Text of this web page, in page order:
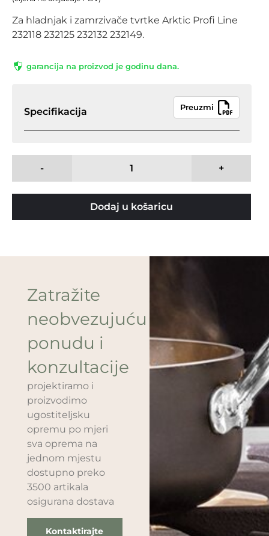
Za hladnjak i zamrzivače tvrtke Arktic Profi Line
232118 232125 232132 232149.
garancija na proizvod je godinu dana.
Specifikacija Preuzmi
- +
Dodaj u košaricu
Zatražite
neobvezujuću
ponudu i
konzultacije
projektiramo i
proizvodimo
ugostiteljsku
opremu po mjeri
sva oprema na
jednom mjestu
dostupno preko
3500 artikala
osigurana dostava
Kontaktirajte